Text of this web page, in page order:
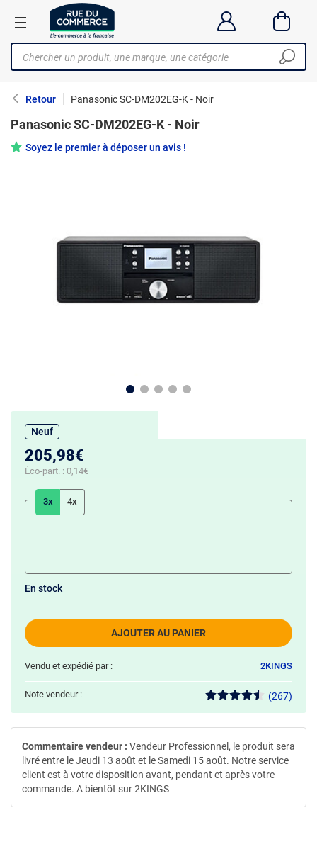
Retour Panasonic SC-DM202EG-K - Noir
Panasonic SC-DM202EG-K - Noir
Soyez le premier à déposer un avis !
Neuf
205,98€
Éco-part. : 0,14€
3x 4x
AJOUTER AU PANIER
En stock
Vendu et expédié par : 2KINGS
Note vendeur : (267)
Commentaire vendeur : Vendeur Professionnel, le produit sera
livré entre le Jeudi 13 août et le Samedi 15 août. Notre service
client est à votre disposition avant, pendant et après votre
commande. A bientôt sur 2KINGS